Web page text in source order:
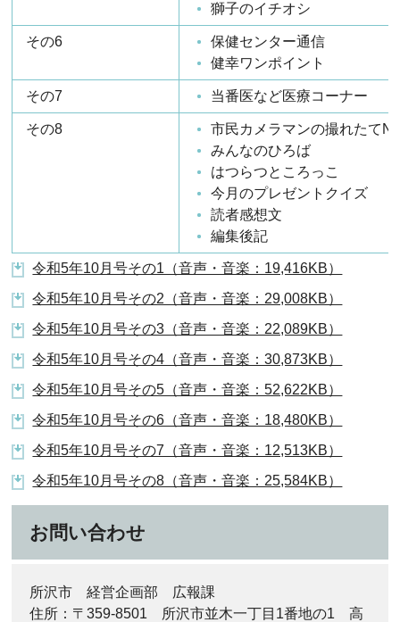
獅子のイチオシ
その6
保健センター通信
健幸ワンポイント
その7 当番医など医療コーナー
その8
市民カメラマンの撮れたて
みんなのひろば
はつらつところっこ
今月のプレゼントクイズ
読者感想文
編集後記
令和5年10月号その1（音声・音楽：19,416KB）
令和5年10月号その2（音声・音楽：29,008KB）
令和5年10月号その3（音声・音楽：22,089KB）
令和5年10月号その4（音声・音楽：30,873KB）
令和5年10月号その5（音声・音楽：52,622KB）
令和5年10月号その6（音声・音楽：18,480KB）
令和5年10月号その7（音声・音楽：12,513KB）
令和5年10月号その8（音声・音楽：25,584KB）
お問い合わせ
所沢市 経営企画部 広報課
住所：〒359-8501 所沢市並木一丁目1番地の1 高